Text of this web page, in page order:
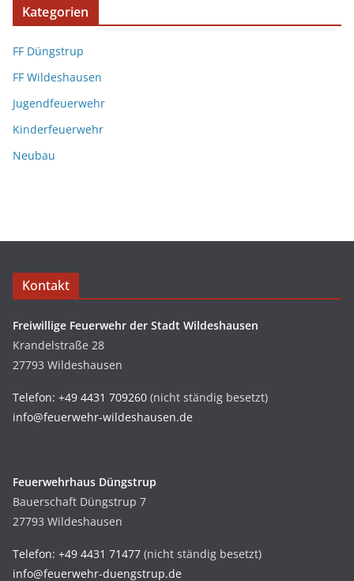
Kategorien
FF Düngstrup
FF Wildeshausen
Jugendfeuerwehr
Kinderfeuerwehr
Neubau
Kontakt
Freiwillige Feuerwehr der Stadt Wildeshausen
Krandelstraße 28
27793 Wildeshausen
Telefon: +49 4431 709260 (nicht ständig besetzt)
info@feuerwehr-wildeshausen.de
Feuerwehrhaus Düngstrup
Bauerschaft Düngstrup 7
27793 Wildeshausen
Telefon: +49 4431 71477 (nicht ständig besetzt)
info@feuerwehr-duengstrup.de